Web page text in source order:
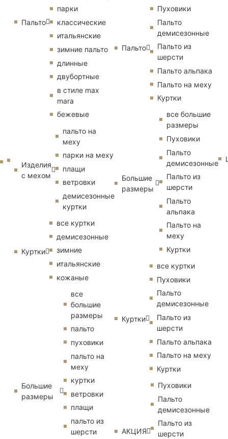
Пальто
парки
классические
итальянские
зимние пальто
длинные
двубортные
в стиле max
mara
бежевые
Изделия
с мехом
пальто на
меху
парки на меху
плащи
ветровки
демисезонные
куртки
Куртки
все куртки
демисезонные
зимние
итальянские
кожаные
Большие
размеры
все
большие
размеры
пальто
пуховики
пальто на
меху
куртки
ветровки
плащи
пальто из
шерсти
Пальто
Пуховики
Пальто
демисезонные
Пальто из
шерсти
Пальто альпака
Пальто на меху
Куртки
Большие
размеры
все большие
размеры
Пуховики
Пальто
демисезонные
Пальто из
шерсти
Пальто
альпака
Пальто на
меху
Куртки
Куртки
все куртки
Пуховики
Пальто
демисезонные
Пальто из
шерсти
Пальто альпака
Пальто на меху
Куртки
АКЦИЯ
Пуховики
Пальто
демисезонные
Пальто из
шерсти